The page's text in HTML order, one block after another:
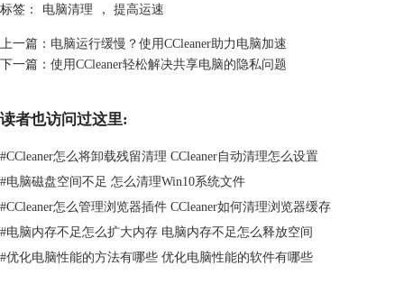
图片2：管理自动启动程序
除了管理开机启动的程序外，CCleaner还可以管理Windows系统中的右击
快捷菜单的选项。单击“启动”面板中的“右键菜单”即可看到菜单中包含的
标签： 电脑清理 ， 提高运速
上一篇： 电脑运行缓慢？使用CCleaner助力电脑加速
下一篇： 使用CCleaner轻松解决共享电脑的隐私问题
读者也访问过这里:
#CCleaner怎么将卸载残留清理 CCleaner自动清理怎么设置
#电脑磁盘空间不足 怎么清理Win10系统文件
#CCleaner怎么管理浏览器插件 CCleaner如何清理浏览器缓存
#电脑内存不足怎么扩大内存 电脑内存不足怎么释放空间
#优化电脑性能的方法有哪些 优化电脑性能的软件有哪些